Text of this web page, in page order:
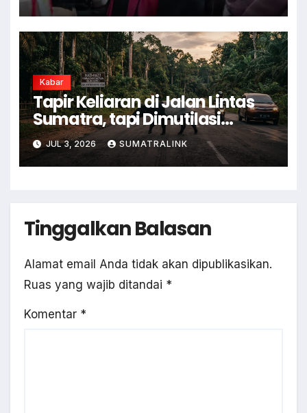
Kabar
Tapir Keliaran di Jalan Lintas
Sumatra, tapi Dimutilasi
Warga
JUL 3, 2026 SUMATRALINK
Tinggalkan Balasan
Alamat email Anda tidak akan dipublikasikan.
Ruas yang wajib ditandai *
Komentar *